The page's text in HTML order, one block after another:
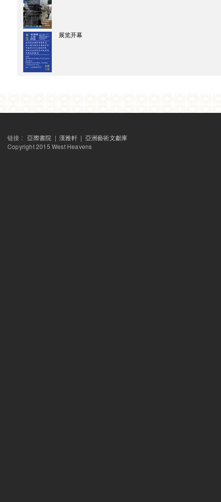
SAME-SAME 项目
上海拼贴：定海桥
SAME-SAME 项目
上海拼贴开题讲座 暨 “定海桥：对历史的艺术实践”展览开幕活动
西天中土沙龙
從台北到德里—印度的當代啟示
电子出版物
艺术家特派
海市蜃樓 - 台灣閒置公共設施
亚洲故事：重走玄奘的路
SAME-SAME 项目
展览开幕
链接 :亞際書院 |漢雅軒 | 亞洲藝術文獻庫
Copyright 2015 West Heavens